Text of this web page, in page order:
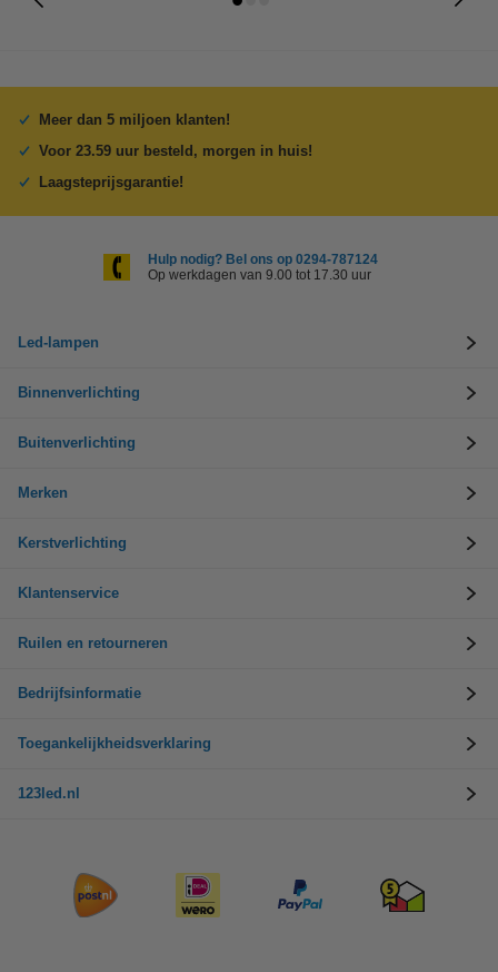
Meer dan 5 miljoen klanten!
Voor 23.59 uur besteld, morgen in huis!
Laagsteprijsgarantie!
Hulp nodig? Bel ons op 0294-787124
Op werkdagen van 9.00 tot 17.30 uur
Led-lampen
Binnenverlichting
Buitenverlichting
Merken
Kerstverlichting
Klantenservice
Ruilen en retourneren
Bedrijfsinformatie
Toegankelijkheidsverklaring
123led.nl